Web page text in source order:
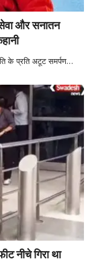
और सनातन
के प्रति अटूट समर्पण…
गिरा था